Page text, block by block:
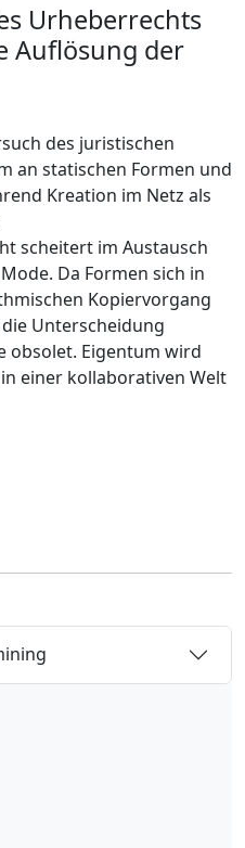
Urheberrechts
Auflösung der
des juristischen
an statischen Formen und
Kreation im Netz als
scheitert im Austausch
Da Formen sich in
Kopiervorgang
Unterscheidung
obsolet. Eigentum wird
einer kollaborativen Welt